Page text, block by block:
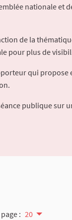
nationale et
de la
pour plus de
qui propose
publique sur
: 20